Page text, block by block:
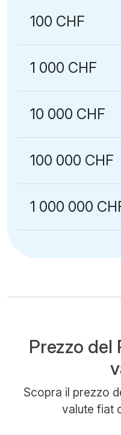
100 CHF
1 000 CHF
10 000 CHF
100 000 CHF
1 000 000
Prezzo del
Scopra il prezzo
valute fiat